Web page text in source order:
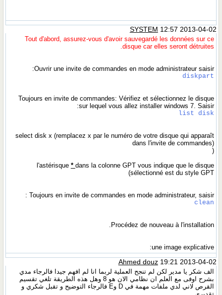
SYSTEM 12:57 2013-04-02
Tout d'abord, assurez-vous d'avoir sauvegardé les données sur ce
disque car elles seront détruites.
Ouvrir une invite de commandes en mode administrateur saisir:
diskpart
Toujours en invite de commandes: Vérifiez et sélectionnez le disque
sur lequel vous allez installer windows 7. Saisir:
list disk
select disk x (remplacez x par le numéro de votre disque qui apparaît
dans l'invite de commandes)
(
l'astérisque * dans la colonne GPT vous indique que le disque
sélectionné est du style GPT)
Toujours en invite de commandes en mode administrateur, saisir :
clean
Procédez de nouveau à l'installation.
une image explicative:
Ahmed douz19:21 2013-04-02
الف شكر يا مدير لكن لم تنجح العملية لربما انا لم افهم جيدا فالرجاء مدي
بشرح اوفى مع العلم ان نظامي الان هو 8 وهل هذه الطريقة تلغي تقسيم
القرص لاني لدي ملفات مهمة في D وE فالرجاء التوضيح و تقبل شكري و